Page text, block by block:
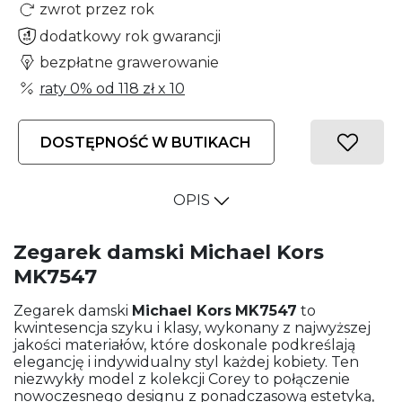
zwrot przez rok
dodatkowy rok gwarancji
bezpłatne grawerowanie
raty 0% od 118 złx 10
DOSTĘPNOŚĆ W BUTIKACH
OPIS
Zegarek damski Michael Kors
MK7547
Zegarek damski Michael Kors MK7547 to
kwintesencja szyku i klasy, wykonany z najwyższej
jakości materiałów, które doskonale podkreślają
elegancję i indywidualny styl każdej kobiety. Ten
niezwykły model z kolekcji Corey to połączenie
nowoczesnego designu z ponadczasową estetyką,